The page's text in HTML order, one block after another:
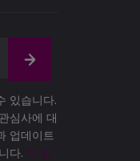
있습니다.
심사에 대
업데이트
다. 더 읽